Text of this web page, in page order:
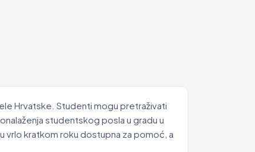
Hrvatske. Studenti mogu pretraživati
studentskog posla u gradu u
vrlo kratkom roku dostupna za pomoć, a